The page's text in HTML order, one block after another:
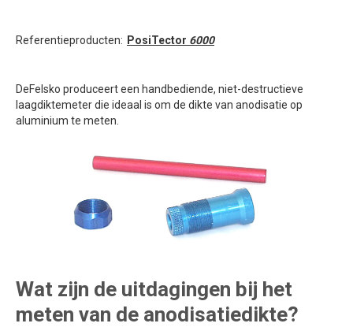
Referentieproducten: PosiTector 6000
DeFelsko produceert een handbediende, niet-destructieve
laagdiktemeter die ideaal is om de dikte van anodisatie op
aluminium te meten.
Wat zijn de uitdagingen bij het
meten van de anodisatiedikte?